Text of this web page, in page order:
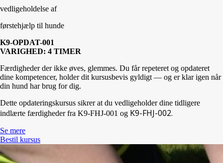
vedligeholdelse af
førstehjælp til hunde
K9-OPDAT-001
VARIGHED: 4 TIMER
Færdigheder der ikke øves, glemmes. Du får repeteret og opdateret
dine kompetencer, holder dit kursusbevis gyldigt — og er klar igen når
din hund har brug for dig.
Dette opdateringskursus sikrer at du vedligeholder dine tidligere
indlærte færdigheder fra K9-FHJ-001 og K9-FHJ-002.
Se mere
Bestil kursus